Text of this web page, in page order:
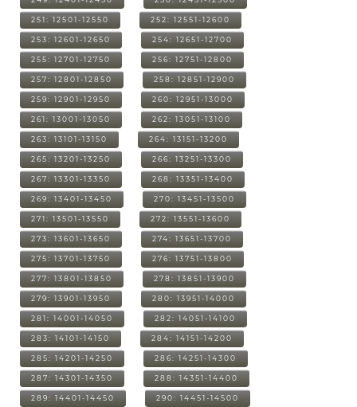
251: 12501-12550 252: 12551-12600
253: 12601-12650 254: 12651-12700
255: 12701-12750 256: 12751-12800
257: 12801-12850 258: 12851-12900
259: 12901-12950 260: 12951-13000
261: 13001-13050 262: 13051-13100
263: 13101-13150 264: 13151-13200
265: 13201-13250 266: 13251-13300
267: 13301-13350 268: 13351-13400
269: 13401-13450 270: 13451-13500
271: 13501-13550 272: 13551-13600
273: 13601-13650 274: 13651-13700
275: 13701-13750 276: 13751-13800
277: 13801-13850 278: 13851-13900
279: 13901-13950 280: 13951-14000
281: 14001-14050 282: 14051-14100
283: 14101-14150 284: 14151-14200
285: 14201-14250 286: 14251-14300
287: 14301-14350 288: 14351-14400
289: 14401-14450 290: 14451-14500